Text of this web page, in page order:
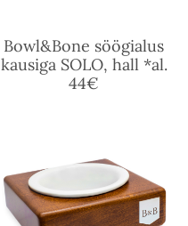
Bowl&Bone söögialus
kausiga SOLO, hall *al.
44€